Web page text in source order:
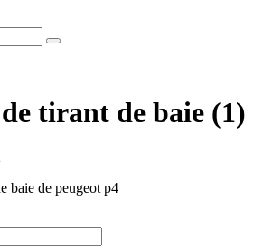
tirant de baie (1)
baie de peugeot p4